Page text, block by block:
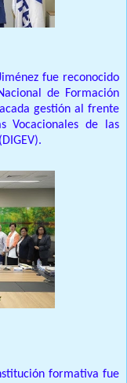
fue reconocido
de Formación
gestión al frente
Vocacionales de las
formativa fue